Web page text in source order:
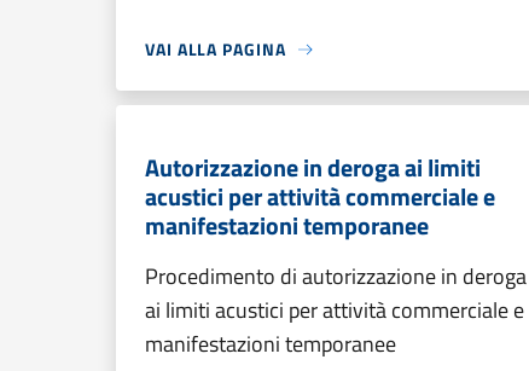
VAI ALLA PAGINA
Autorizzazione in deroga ai limiti
acustici per attività commerciale e
manifestazioni temporanee
Procedimento di autorizzazione in deroga
ai limiti acustici per attività commerciale e
manifestazioni temporanee